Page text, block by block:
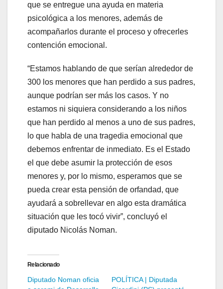
que se entregue una ayuda en materia
psicológica a los menores, además de
acompañarlos durante el proceso y ofrecerles
contención emocional.
“Estamos hablando de que serían alrededor de
300 los menores que han perdido a sus padres,
aunque podrían ser más los casos. Y no
estamos ni siquiera considerando a los niños
que han perdido al menos a uno de sus padres,
lo que habla de una tragedia emocional que
debemos enfrentar de inmediato. Es el Estado
el que debe asumir la protección de esos
menores y, por lo mismo, esperamos que se
pueda crear esta pensión de orfandad, que
ayudará a sobrellevar en algo esta dramática
situación que les tocó vivir”, concluyó el
diputado Nicolás Noman.
Relacionado
Diputado Noman oficia
POLÍTICA | Diputada